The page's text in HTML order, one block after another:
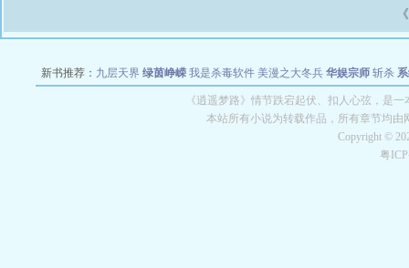
新书推荐： 九层天界 绿茵峥嵘 我是杀毒软件 美漫之大冬兵 华娱宗师 斩杀
教练万岁 都市全能巨星 绝对交易 全职武神 位面复
《逍遥梦路》情节跌宕起伏、扣人心弦，是
本站所有小说为转载作品，所有章节均
Copyright ©
粤